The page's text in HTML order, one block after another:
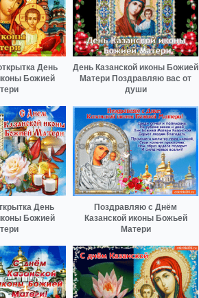
День
Божией
День Казанской иконы Божией
Матери Поздравляю вас от
души
День
Божией
Поздравляю с Днём
Казанской иконы Божьей
Матери